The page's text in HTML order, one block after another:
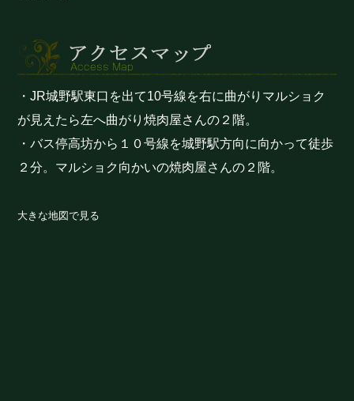
・JR城野駅東口を出て10号線を右に曲がりマルショク
が見えたら左へ曲がり焼肉屋さんの２階。
・バス停高坊から１０号線を城野駅方向に向かって徒歩
２分。マルショク向かいの焼肉屋さんの２階。
大きな地図で見る